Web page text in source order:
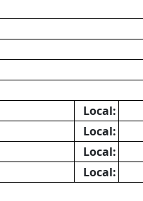
Local:
Local:
Local:
Local: